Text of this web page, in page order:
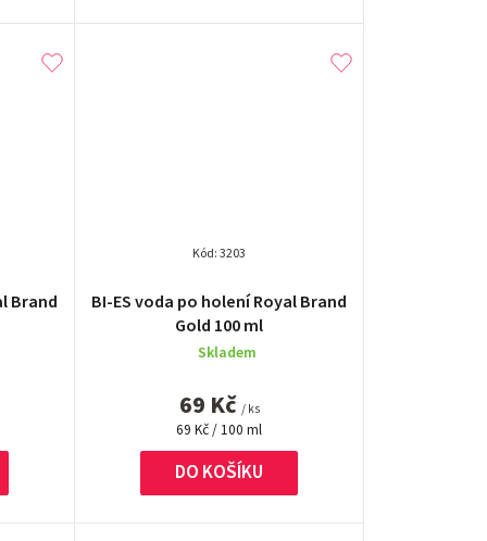
Brand
BI-ES voda po holení Royal Brand
Gold 100 ml
hodnocení
produktu
je
z
5
hvězdiček.
Skladem
69 Kč / ks
Měrná
cena:
69 Kč / 100 ml
DO KOŠÍKU
Kód:3203